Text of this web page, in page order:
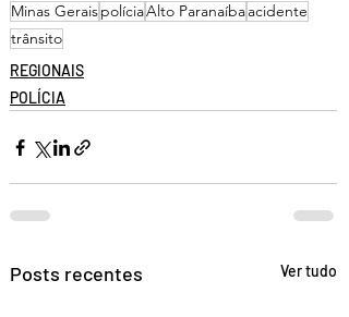
Minas GeraispolíciaAlto Paranaíbaacidente
trânsito
REGIONAIS
POLÍCIA
Posts recentes Ver tudo